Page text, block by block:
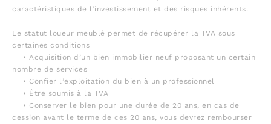
caractéristiques de l’investissement et des risques inhérents.
Le statut loueur meublé permet de récupérer la TVA sous
certaines conditions
• Acquisition d’un bien immobilier neuf proposant un certain
nombre de services
• Confier l’exploitation du bien à un professionnel
• Être soumis à la TVA
• Conserver le bien pour une durée de 20 ans, en cas de
cession avant le terme de ces 20 ans, vous devrez rembourser